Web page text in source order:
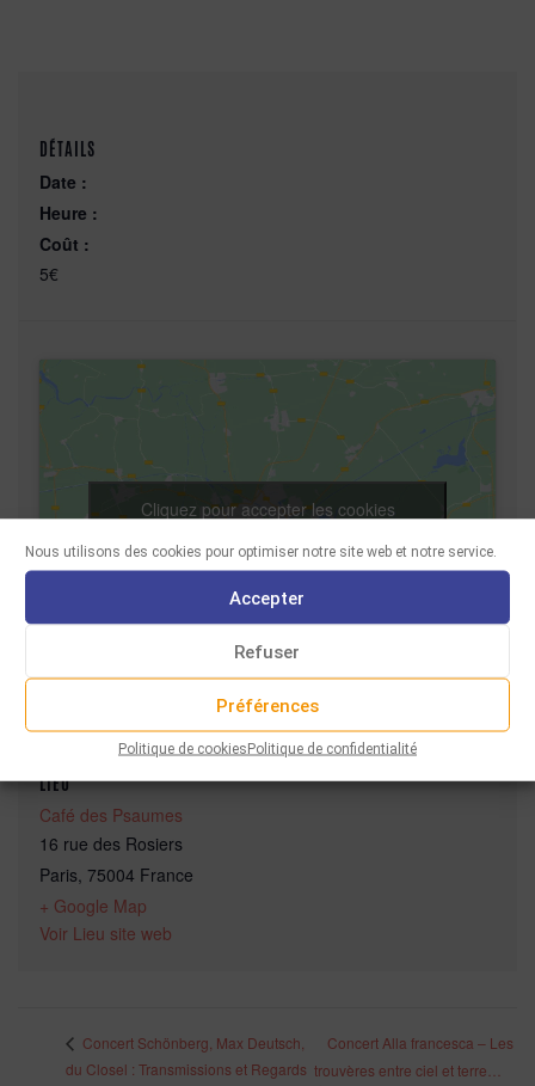
Nous utilisons des cookies pour optimiser notre site web et notre service.
Accepter
Refuser
Préférences
Politique de cookiesPolitique de confidentialité
DÉTAILS
Date :
Heure :
Coût :
5€
LIEU
Café des Psaumes
16 rue des Rosiers
Paris, 75004 France
+ Google Map
Voir Lieu site web
Cliquez pour accepter les cookies
Concert Schönberg, Max Deutsch,
du Closel : Transmissions et Regards
Concert Alla francesca – Les
trouvères entre ciel et terre…